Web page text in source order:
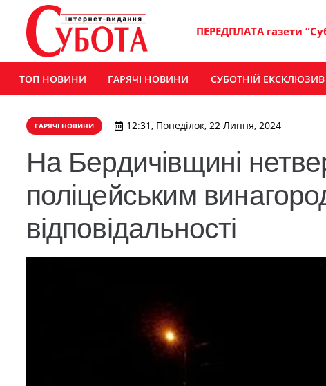
ПЕРЕДПЛАТА газети
ТОП НОВИНИ ГАРЯЧІ НОВИНИ СУБОТНІЙ ЕКСКЛЮЗИВ
ГАРЯЧІ НОВИНИ 12:31, Понеділок, 22 Липня, 2024
На Бердичівщині
поліцейським
відповідальності